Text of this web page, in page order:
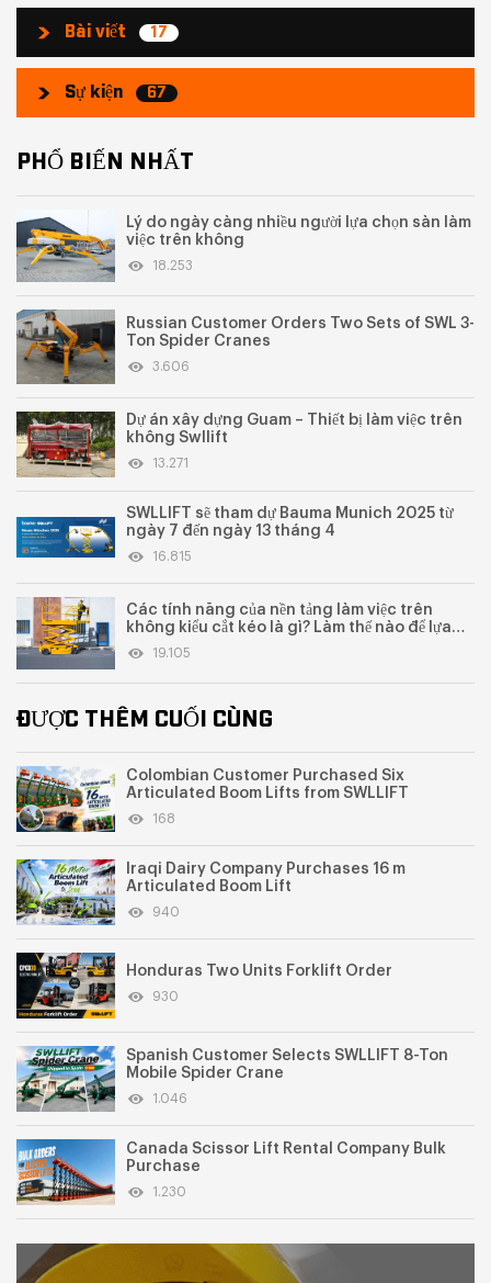
Bài viết 17
Sự kiện 67
PHỔ BIẾN NHẤT
Lý do ngày càng nhiều người lựa chọn sàn làm
việc trên không
18.253
Russian Customer Orders Two Sets of SWL 3-
Ton Spider Cranes
3.606
Dự án xây dựng Guam – Thiết bị làm việc trên
không Swllift
13.271
SWLLIFT sẽ tham dự Bauma Munich 2025 từ
ngày 7 đến ngày 13 tháng 4
16.815
Các tính năng của nền tảng làm việc trên
không kiểu cắt kéo là gì? Làm thế nào để lựa
chọn và mua?
19.105
ĐƯỢC THÊM CUỐI CÙNG
Colombian Customer Purchased Six
Articulated Boom Lifts from SWLLIFT
168
Iraqi Dairy Company Purchases 16 m
Articulated Boom Lift
940
Honduras Two Units Forklift Order
930
Spanish Customer Selects SWLLIFT 8-Ton
Mobile Spider Crane
1.046
Canada Scissor Lift Rental Company Bulk
Purchase
1.230